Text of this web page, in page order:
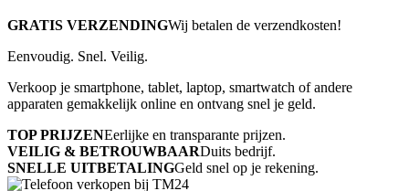
GRATIS VERZENDINGWij betalen de verzendkosten!
Eenvoudig. Snel. Veilig.
Verkoop je smartphone, tablet, laptop, smartwatch of andere
apparaten gemakkelijk online en ontvang snel je geld.
TOP PRIJZENEerlijke en transparante prijzen.
VEILIG & BETROUWBAARDuits bedrijf.
SNELLE UITBETALINGGeld snel op je rekening.